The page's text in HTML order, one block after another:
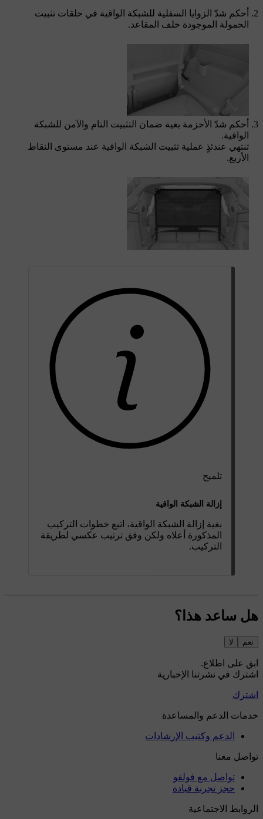
أحكم شدّ الزوايا السفلية للشبكة الواقية في حلقات تثبيت
الحمولة الموجودة خلف المقاعد.
أحكم شدّ الأحزمة بغية ضمان التثبيت التام والآمن للشبكة
الواقية.
تنتهي عندئذٍ عملية تثبيت الشبكة الواقية عند مستوى النقاط
الأربع.
تلميح
إزالة الشبكة الواقية
بغية إزالة الشبكة الواقية، اتبع خطوات التركيب
المذكورة أعلاه ولكن وفق ترتيب عكسي لطريقة
التركيب.
هل ساعد هذا؟
نعم لا